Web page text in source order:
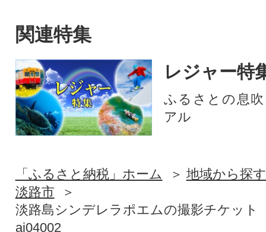
関連特集
レジャー特
ふるさとの息
アル
「ふるさと納税」ホーム
地域から探す
淡路市
淡路島シンデレラポエムの撮影チケッ
ai04002